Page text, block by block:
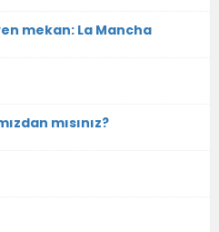
mekan: La Mancha
mısınız?